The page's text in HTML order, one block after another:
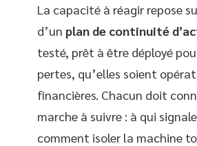
La capacité à réagir repose
d’un plan de continuité
testé, prêt à être déployé
pertes, qu’elles soient
financières. Chacun doit
marche à suivre : à qui
comment isoler la machine